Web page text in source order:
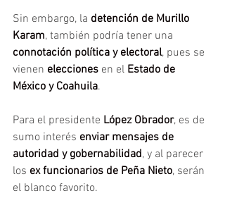
Sin embargo, la detención de Murillo
Karam, también podría tener una
connotación política y electoral, pues se
vienen elecciones en el Estado de
México y Coahuila.
Para el presidente López Obrador, es de
sumo interés enviar mensajes de
autoridad y gobernabilidad, y al parecer
los ex funcionarios de Peña Nieto, serán
el blanco favorito.